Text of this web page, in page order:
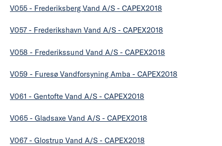
V055 - Frederiksberg Vand A/S - CAPEX2018
V057 - Frederikshavn Vand A/S - CAPEX2018
V058 - Frederikssund Vand A/S - CAPEX2018
V059 - Furesø Vandforsyning Amba - CAPEX2018
V061 - Gentofte Vand A/S - CAPEX2018
V065 - Gladsaxe Vand A/S - CAPEX2018
V067 - Glostrup Vand A/S - CAPEX2018